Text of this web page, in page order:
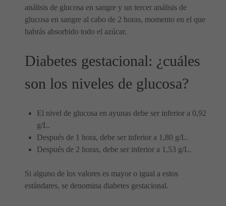
análisis de glucosa en sangre y un tercer análisis de
glucosa en sangre al cabo de 2 horas, momento en el que
habrás absorbido todo el azúcar.
Diabetes gestacional: ¿cuáles
son los niveles de glucosa?
El nivel de glucosa en ayunas debe ser inferior a 0,92
g/L.
Después de 1 hora, debe ser inferior a 1,80 g/L.
Después de 2 horas, debe ser inferior a 1,53 g/L.
Si alguno de los valores es mayor o igual a estos
estándares, se denomina diabetes gestacional.